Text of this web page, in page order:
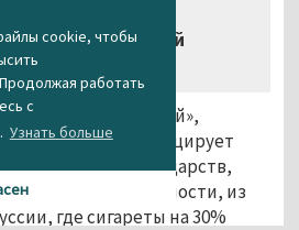
cookie, чтобы
работать
с
Узнать больше
в данной
данным «Известий»,
акцизов провоцирует
табаком из государств,
союзе, в частности, из
где сигареты на 30%